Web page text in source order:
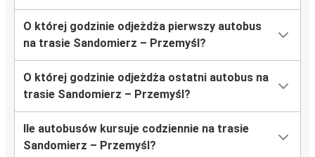
O której godzinie odjeżdża pierwszy autobus
na trasie Sandomierz – Przemyśl?
O której godzinie odjeżdża ostatni autobus na
trasie Sandomierz – Przemyśl?
Ile autobusów kursuje codziennie na trasie
Sandomierz – Przemyśl?